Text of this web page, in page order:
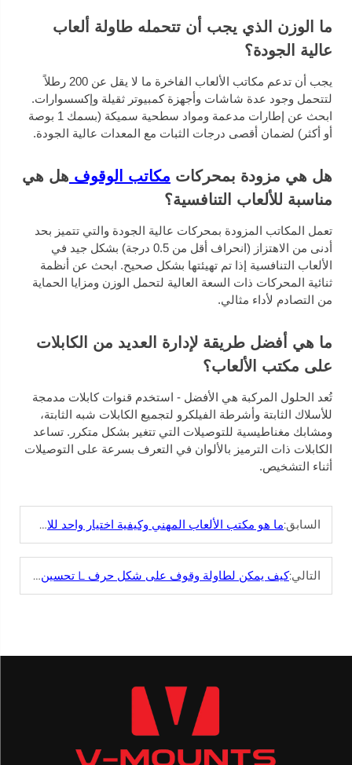
ما الوزن الذي يجب أن تتحمله طاولة ألعاب
عالية الجودة؟
يجب أن تدعم مكاتب الألعاب الفاخرة ما لا يقل عن 200 رطلاً
لتتحمل وجود عدة شاشات وأجهزة كمبيوتر ثقيلة وإكسسوارات.
ابحث عن إطارات مدعمة ومواد سطحية سميكة (بسمك 1 بوصة
أو أكثر) لضمان أقصى درجات الثبات مع المعدات عالية الجودة.
هل هي مزودة بمحركات مكاتب الوقوف هل هي
مناسبة للألعاب التنافسية؟
تعمل المكاتب المزودة بمحركات عالية الجودة والتي تتميز بحد
أدنى من الاهتزاز (انحراف أقل من 0.5 درجة) بشكل جيد في
الألعاب التنافسية إذا تم تهيئتها بشكل صحيح. ابحث عن أنظمة
ثنائية المحركات ذات السعة العالية لتحمل الوزن ومزايا الحماية
من التصادم لأداء مثالي.
ما هي أفضل طريقة لإدارة العديد من الكابلات
على مكتب الألعاب؟
تُعد الحلول المركبة هي الأفضل - استخدم قنوات كابلات مدمجة
للأسلاك الثابتة وأشرطة الفيلكرو لتجميع الكابلات شبه الثابتة،
ومشابك مغناطيسية للتوصيلات التي تتغير بشكل متكرر. تساعد
الكابلات ذات الترميز بالألوان في التعرف بسرعة على التوصيلات
أثناء التشخيص.
السابق:ما هو مكتب الألعاب المهني وكيفية اختيار واحد للاستخدام التجاري؟
التالي:كيف يمكن لطاولة وقوف على شكل حرف L تحسين كفاءة سير العمل؟